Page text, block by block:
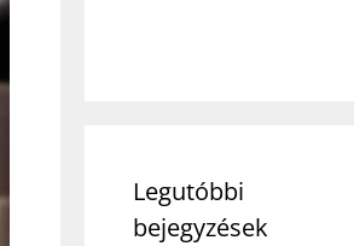
Legutóbbi
bejegyzések